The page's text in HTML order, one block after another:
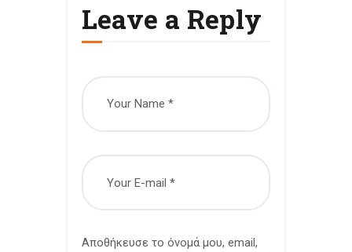
Leave a Reply
Αποθήκευσε το όνομά μου, email,